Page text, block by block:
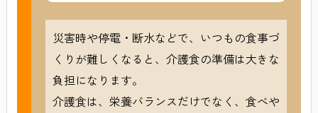
災害時や停電・断水などで、いつもの食事づ
くりが難しくなると、介護食の準備は大きな
負担になります。
介護食は、栄養バランスだけでなく、食べや